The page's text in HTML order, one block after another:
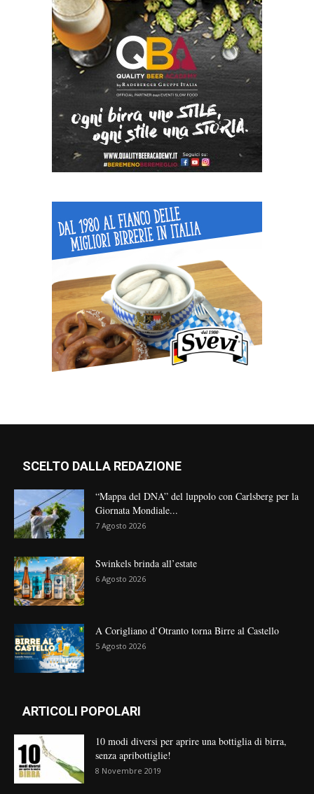
SCELTO DALLA REDAZIONE
“Mappa del DNA” del luppolo con Carlsberg per la
Giornata Mondiale...
7 Agosto 2026
Swinkels brinda all’estate
6 Agosto 2026
A Corigliano d’Otranto torna Birre al Castello
5 Agosto 2026
ARTICOLI POPOLARI
10 modi diversi per aprire una bottiglia di birra,
senza apribottiglie!
8 Novembre 2019